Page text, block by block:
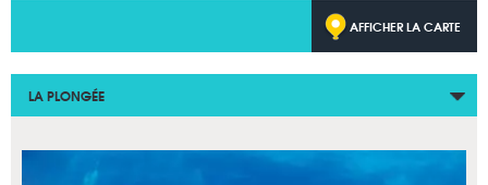
AFFICHER LA CARTE
LA PLONGÉE